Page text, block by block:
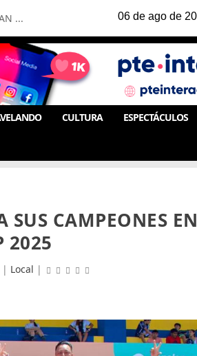
...
CULTURA ESPECTÁCULOS
SUS CAMPEONES EN
2025
| Local |